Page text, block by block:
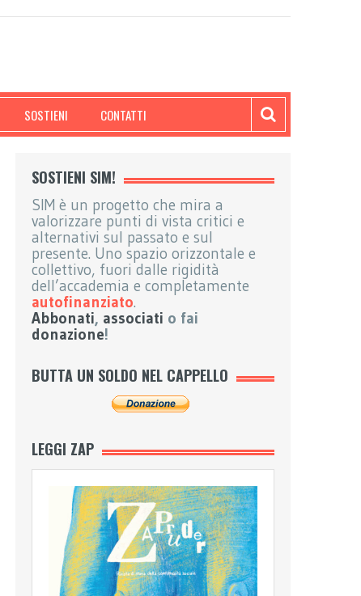
SOSTIENI CONTATTI
SOSTIENI SIM!
SIM è un progetto che mira a
valorizzare punti di vista critici e
alternativi sul passato e sul
presente. Uno spazio orizzontale e
collettivo, fuori dalle rigidità
dell’accademia e completamente
autofinanziato.
Abbonati, associati o fai
donazione!
BUTTA UN SOLDO NEL CAPPELLO
LEGGI ZAP